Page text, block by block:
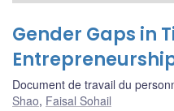
Gender Gaps in
Document de travail du
Shao, Faisal Sohail